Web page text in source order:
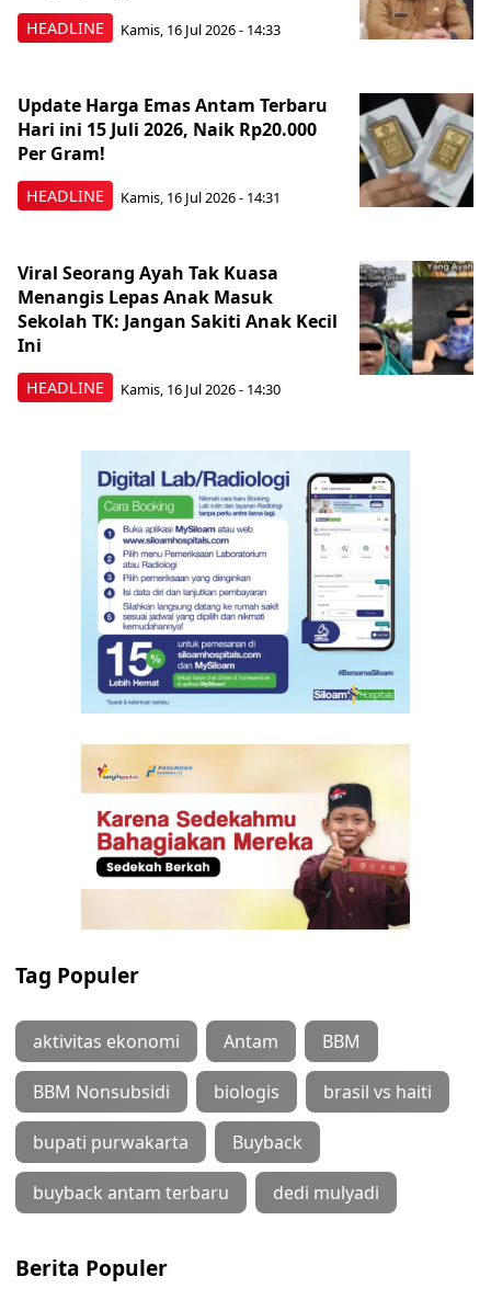
HEADLINE Kamis, 16 Jul 2026 - 14:33
HEADLINE
Update Harga Emas Antam Terbaru
Hari ini 15 Juli 2026, Naik Rp20.000
Per Gram!
Kamis, 16 Jul 2026 - 14:31
HEADLINE
Viral Seorang Ayah Tak Kuasa
Menangis Lepas Anak Masuk
Sekolah TK: Jangan Sakiti Anak Kecil
Ini
Kamis, 16 Jul 2026 - 14:30
Tag Populer
aktivitas ekonomi Antam BBM
BBM Nonsubsidi biologis brasil vs haiti
bupati purwakarta Buyback
buyback antam terbaru dedi mulyadi
Berita Populer